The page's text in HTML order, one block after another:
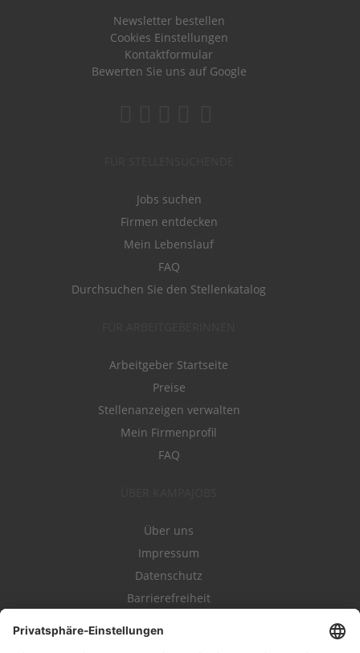
Newsletter bestellen
Cookies Einstellungen
Kontaktformular
Bewerten Sie uns auf Google
Jobs suchen
Firmen entdecken
Mein Lebenslauf
FAQ
Durchsuchen Sie den Stellenkatalog
Arbeitgeber Startseite
Preise
Stellenanzeigen verwalten
Mein Firmenprofil
FAQ
Über uns
Impressum
Datenschutz
Barrierefreiheit